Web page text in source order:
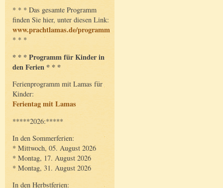
* * * Das gesamte Programm
finden Sie hier, unter diesen Link:
www.prachtlamas.de/programm
* * *
* * * Programm für Kinder in
den Ferien * * *
Ferienprogramm mit Lamas für
Kinder:
Ferientag mit Lamas
*****2026:*****
In den Sommerferien:
* Mittwoch, 05. August 2026
* Montag, 17. August 2026
* Montag, 31. August 2026
In den Herbstferien: